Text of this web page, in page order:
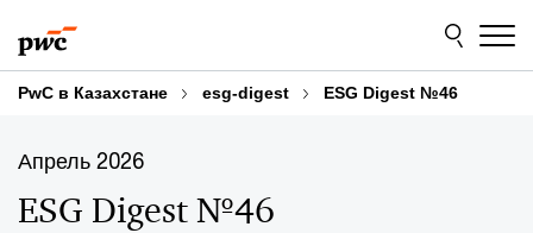
to
content
to
footer
PwC в Казахстане esg-digest ESG Digest №46
Апрель 2026
ESG Digest №46